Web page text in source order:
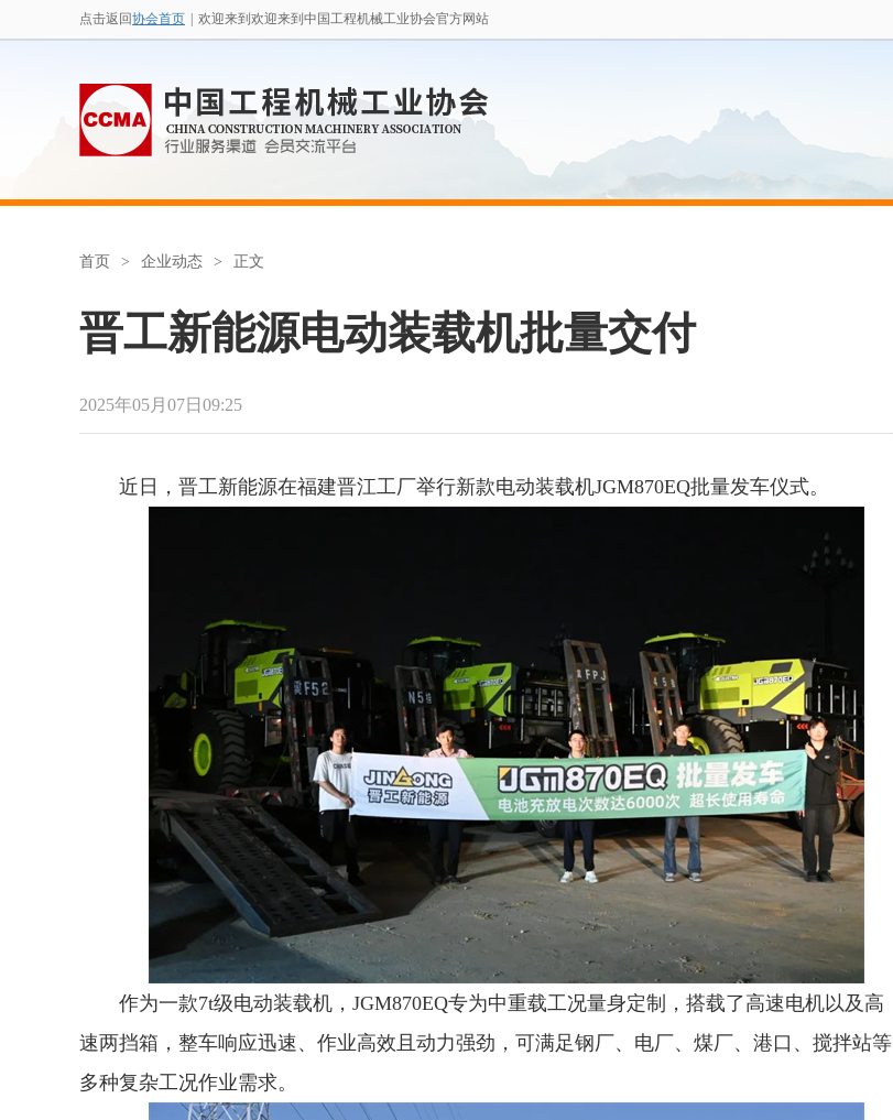
点击返回协会首页 欢迎来到欢迎来到中国工程机械工业协会官方网站
首页 > 企业动态 > 正文
晋工新能源电动装载机批量交付
2025年05月07日09:25
近日，晋工新能源在福建晋江工厂举行新款电动装载机JGM870EQ批量发车仪式。
作为一款7t级电动装载机，JGM870EQ专为中重载工况量身定制，搭载了高速电机以及高
速两挡箱，整车响应迅速、作业高效且动力强劲，可满足钢厂、电厂、煤厂、港口、搅拌站等
多种复杂工况作业需求。